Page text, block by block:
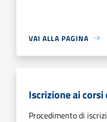
VAI ALLA PAGINA
Iscrizione ai
Procedimento di